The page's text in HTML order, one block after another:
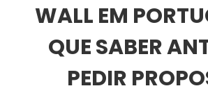
WALL EM
QUE SABER
PEDIR